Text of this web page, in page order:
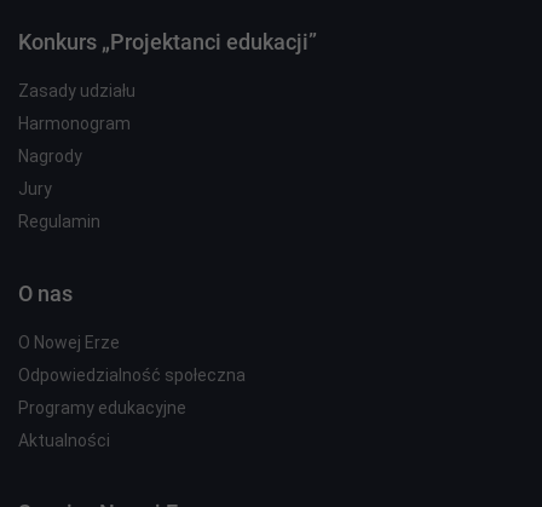
Konkurs „Projektanci edukacji”
Zasady udziału
Harmonogram
Nagrody
Jury
Regulamin
O nas
O Nowej Erze
Odpowiedzialność społeczna
Programy edukacyjne
Aktualności